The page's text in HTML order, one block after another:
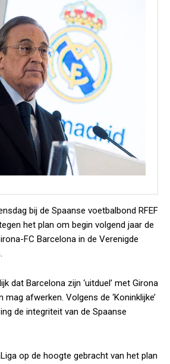
bij de Spaanse voetbalbond RFEF
het plan om begin volgend jaar de
FC Barcelona in de Verenigde
dat Barcelona zijn ‘uitduel’ met Girona
afwerken. Volgens de ‘Koninklijke’
de integriteit van de Spaanse
op de hoogte gebracht van het plan